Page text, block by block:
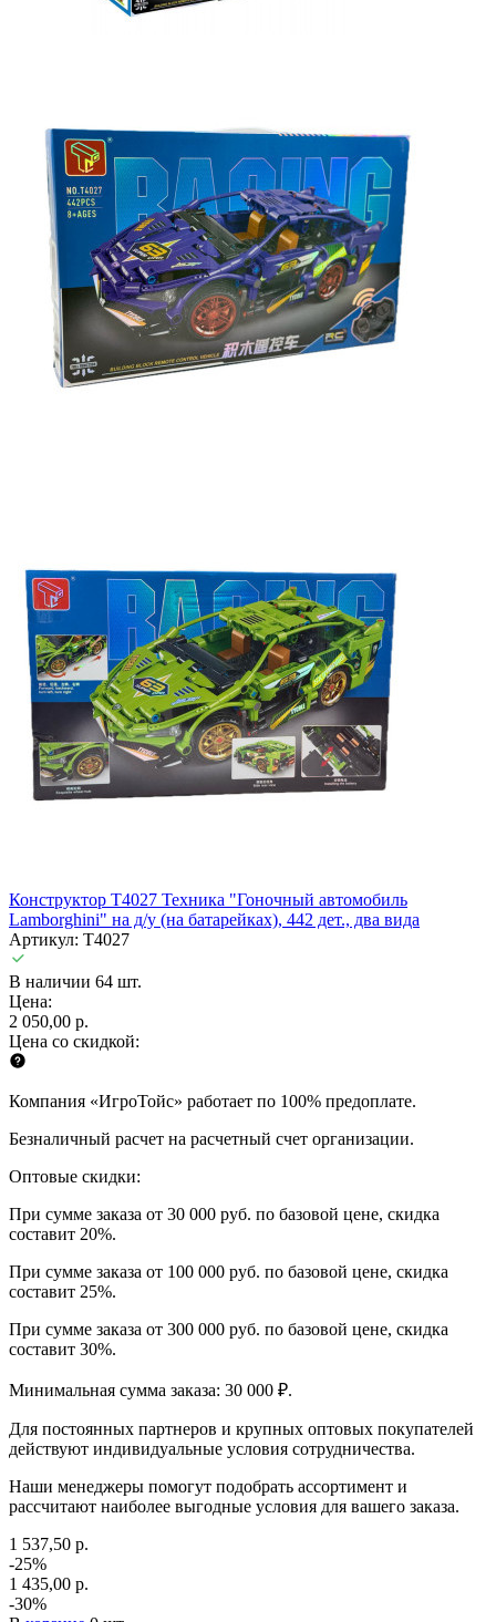
Конструктор T4027 Техника "Гоночный автомобиль
Lamborghini" на д/у (на батарейках), 442 дет., два вида
Артикул: T4027
В наличии 64 шт.
Цена:
2 050,00 р.
Цена со скидкой:
Компания «ИгроТойс» работает по 100% предоплате.
Безналичный расчет на расчетный счет организации.
Оптовые скидки:
При сумме заказа от 30 000 руб. по базовой цене, скидка
составит 20%.
При сумме заказа от 100 000 руб. по базовой цене, скидка
составит 25%.
При сумме заказа от 300 000 руб. по базовой цене, скидка
составит 30%.
Минимальная сумма заказа: 30 000 ₽.
Для постоянных партнеров и крупных оптовых покупателей
действуют индивидуальные условия сотрудничества.
Наши менеджеры помогут подобрать ассортимент и
рассчитают наиболее выгодные условия для вашего заказа.
1 537,50 р.
-25%
1 435,00 р.
-30%